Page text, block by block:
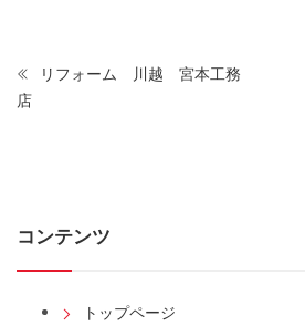
リフォーム 川越 宮本工務
店
コンテンツ
トップページ